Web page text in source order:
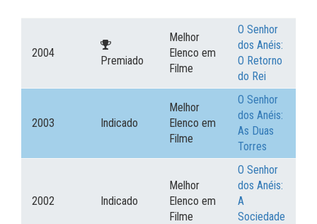
2004
Premiado
Melhor
Elenco em
Filme
O Senhor
dos Anéis:
O Retorno
do Rei
2003 Indicado
Melhor
Elenco em
Filme
O Senhor
dos Anéis:
As Duas
Torres
2002 Indicado
Melhor
Elenco em
Filme
O Senhor
dos Anéis:
A
Sociedade